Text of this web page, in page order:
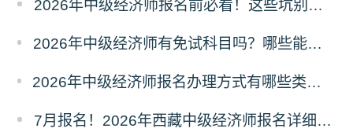
2026年中级经济师报名前必看！这些坑别踩！
2026年中级经济师有免试科目吗？哪些能免试？成绩如何滚动？
2026年中级经济师报名办理方式有哪些类型？如何选择才不踩坑？
7月报名！2026年西藏中级经济师报名详细流程